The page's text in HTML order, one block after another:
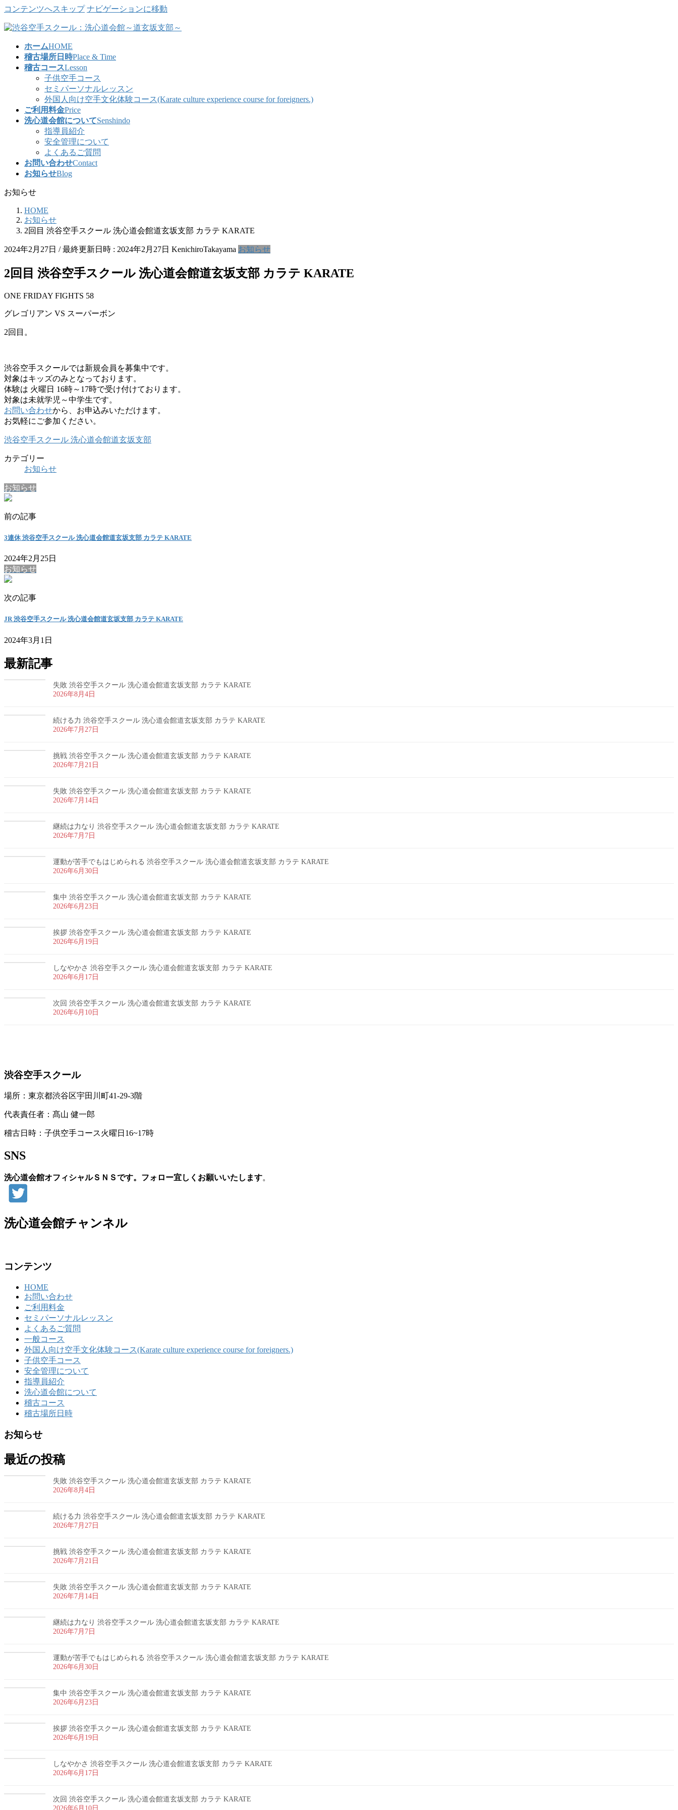
コンテンツへスキップ ナビゲーションに移動
ホームHOME
稽古場所日時Place & Time
稽古コースLesson
子供空手コース
セミパーソナルレッスン
外国人向け空手文化体験コース(Karate culture experience course for foreigners.)
ご利用料金Price
洗心道会館についてSenshindo
指導員紹介
安全管理について
よくあるご質問
お問い合わせContact
お知らせBlog
お知らせ
HOME
お知らせ
2回目 渋谷空手スクール 洗心道会館道玄坂支部 カラテ KARATE
2024年2月27日 / 最終更新日時 : 2024年2月27日 KenichiroTakayama お知らせ
2回目 渋谷空手スクール 洗心道会館道玄坂支部 カラテ KARATE
ONE FRIDAY FIGHTS 58
グレゴリアン VS スーパーボン
2回目。
渋谷空手スクールでは新規会員を募集中です。
対象はキッズのみとなっております。
体験は 火曜日 16時～17時で受け付けております。
対象は未就学児～中学生です。
お問い合わせから、お申込みいただけます。
お気軽にご参加ください。
渋谷空手スクール 洗心道会館道玄坂支部
カテゴリー
お知らせ
お知らせ
前の記事
3連休 渋谷空手スクール 洗心道会館道玄坂支部 カラテ KARATE
2024年2月25日
お知らせ
次の記事
JR 渋谷空手スクール 洗心道会館道玄坂支部 カラテ KARATE
2024年3月1日
最新記事
失敗 渋谷空手スクール 洗心道会館道玄坂支部 カラテ KARATE
2026年8月4日
続ける力 渋谷空手スクール 洗心道会館道玄坂支部 カラテ KARATE
2026年7月27日
挑戦 渋谷空手スクール 洗心道会館道玄坂支部 カラテ KARATE
2026年7月21日
失敗 渋谷空手スクール 洗心道会館道玄坂支部 カラテ KARATE
2026年7月14日
継続は力なり 渋谷空手スクール 洗心道会館道玄坂支部 カラテ KARATE
2026年7月7日
運動が苦手でもはじめられる 渋谷空手スクール 洗心道会館道玄坂支部 カラテ KARATE
2026年6月30日
集中 渋谷空手スクール 洗心道会館道玄坂支部 カラテ KARATE
2026年6月23日
挨拶 渋谷空手スクール 洗心道会館道玄坂支部 カラテ KARATE
2026年6月19日
しなやかさ 渋谷空手スクール 洗心道会館道玄坂支部 カラテ KARATE
2026年6月17日
次回 渋谷空手スクール 洗心道会館道玄坂支部 カラテ KARATE
2026年6月10日
渋谷空手スクール
場所：東京都渋谷区宇田川町41-29-3階
代表責任者：髙山 健一郎
稽古日時：子供空手コース火曜日16~17時
SNS
洗心道会館オフィシャルＳＮＳです。フォロー宜しくお願いいたします。
洗心道会館チャンネル
コンテンツ
HOME
お問い合わせ
ご利用料金
セミパーソナルレッスン
よくあるご質問
一般コース
外国人向け空手文化体験コース(Karate culture experience course for foreigners.)
子供空手コース
安全管理について
指導員紹介
洗心道会館について
稽古コース
稽古場所日時
お知らせ
最近の投稿
失敗 渋谷空手スクール 洗心道会館道玄坂支部 カラテ KARATE
2026年8月4日
続ける力 渋谷空手スクール 洗心道会館道玄坂支部 カラテ KARATE
2026年7月27日
挑戦 渋谷空手スクール 洗心道会館道玄坂支部 カラテ KARATE
2026年7月21日
失敗 渋谷空手スクール 洗心道会館道玄坂支部 カラテ KARATE
2026年7月14日
継続は力なり 渋谷空手スクール 洗心道会館道玄坂支部 カラテ KARATE
2026年7月7日
運動が苦手でもはじめられる 渋谷空手スクール 洗心道会館道玄坂支部 カラテ KARATE
2026年6月30日
集中 渋谷空手スクール 洗心道会館道玄坂支部 カラテ KARATE
2026年6月23日
挨拶 渋谷空手スクール 洗心道会館道玄坂支部 カラテ KARATE
2026年6月19日
しなやかさ 渋谷空手スクール 洗心道会館道玄坂支部 カラテ KARATE
2026年6月17日
次回 渋谷空手スクール 洗心道会館道玄坂支部 カラテ KARATE
2026年6月10日